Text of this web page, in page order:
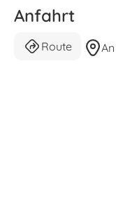
Anfahrt
Route